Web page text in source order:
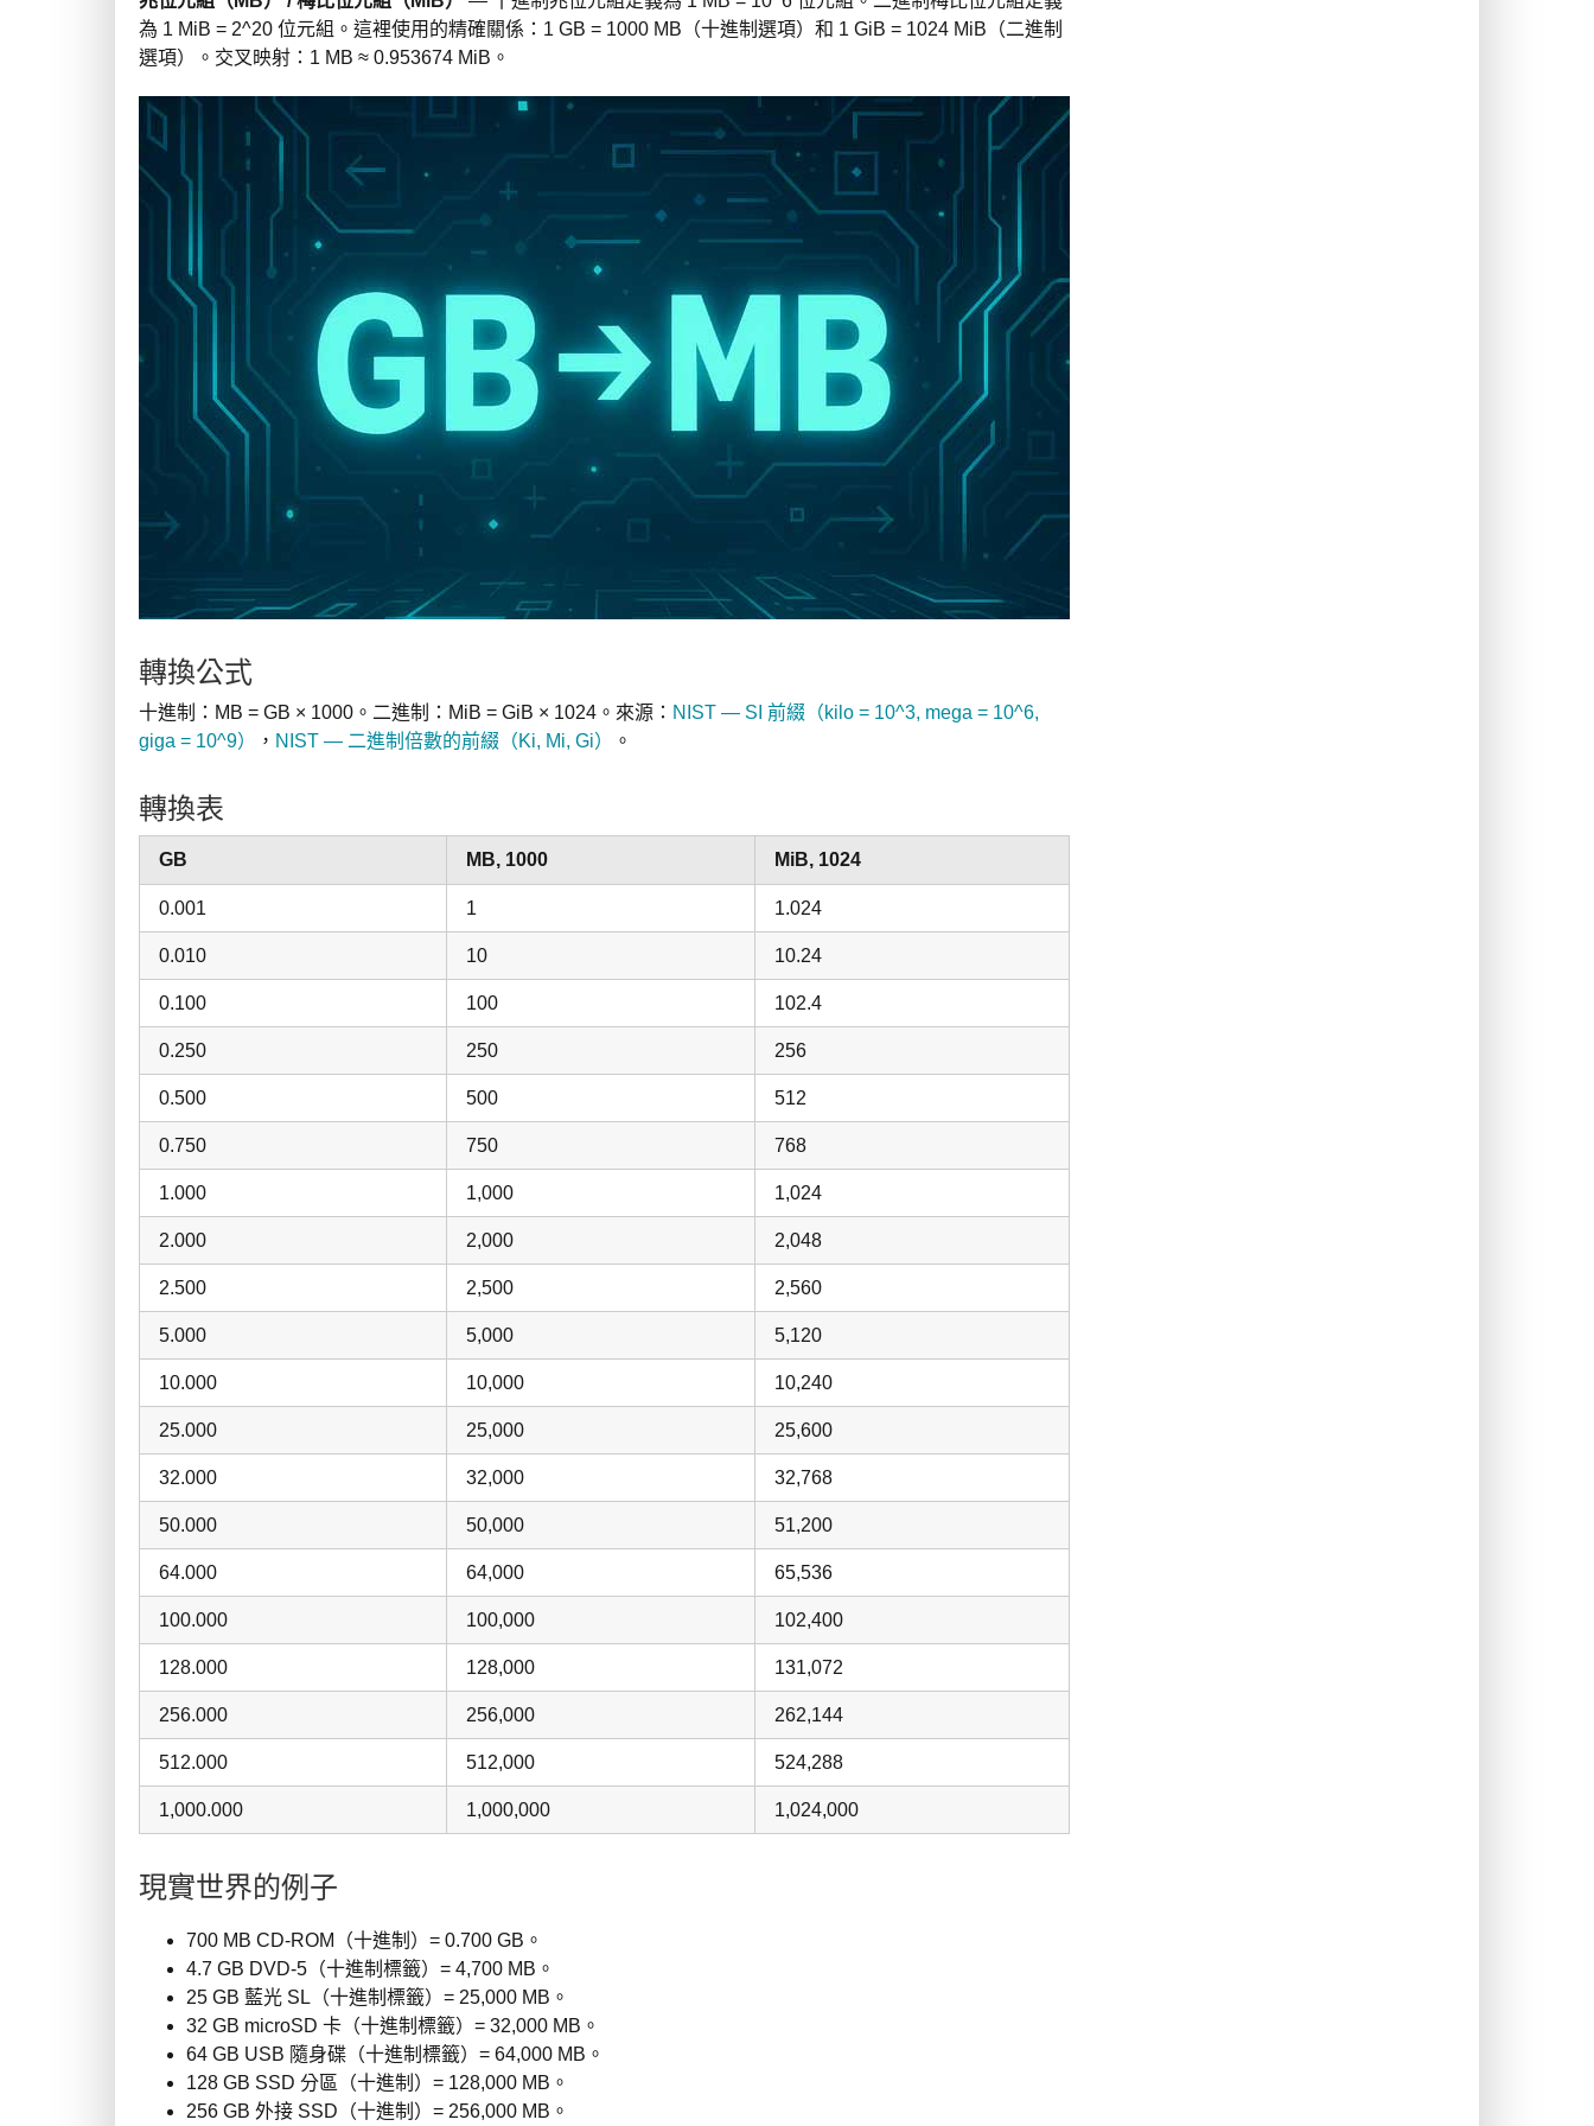
為 1 MiB = 2^20 位元組。這裡使用的精確關係：1 GB = 1000 MB（十進制選項）和 1 GiB = 1024 MiB（二進制
選項）。交叉映射：1 MB ≈ 0.953674 MiB。
轉換公式
十進制：MB = GB × 1000。二進制：MiB = GiB × 1024。來源： NIST — SI 前綴（kilo = 10^3, mega = 10^6,
giga = 10^9）
， NIST — 二進制倍數的前綴（Ki, Mi, Gi） 。
轉換表
GB MB, 1000 MiB, 1024
0.001 1 1.024
0.010 10 10.24
0.100 100 102.4
0.250 250 256
0.500 500 512
0.750 750 768
1.000 1,000 1,024
2.000 2,000 2,048
2.500 2,500 2,560
5.000 5,000 5,120
10.000 10,000 10,240
25.000 25,000 25,600
32.000 32,000 32,768
50.000 50,000 51,200
64.000 64,000 65,536
100.000 100,000 102,400
128.000 128,000 131,072
256.000 256,000 262,144
512.000 512,000 524,288
1,000.000 1,000,000 1,024,000
現實世界的例子
700 MB CD-ROM（十進制）= 0.700 GB。
4.7 GB DVD-5（十進制標籤）= 4,700 MB。
25 GB 藍光 SL（十進制標籤）= 25,000 MB。
32 GB microSD 卡（十進制標籤）= 32,000 MB。
64 GB USB 隨身碟（十進制標籤）= 64,000 MB。
128 GB SSD 分區（十進制）= 128,000 MB。
256 GB 外接 SSD（十進制）= 256,000 MB。